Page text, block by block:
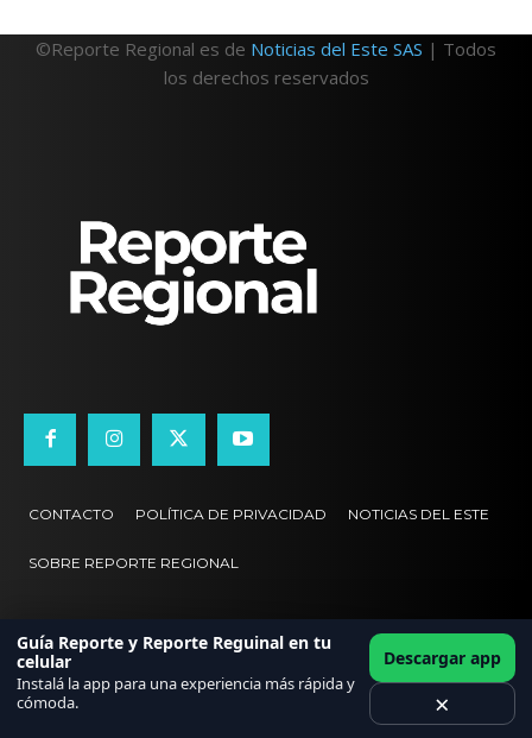
©Reporte Regional es de Noticias del Este SAS | Todos
los derechos reservados
CONTACTO POLÍTICA DE PRIVACIDAD NOTICIAS DEL ESTE
SOBRE REPORTE REGIONAL
Guía Reporte y Reporte Reguinal en tu
celular
Instalá la app para una experiencia más rápida y
cómoda.
Descargar app
×